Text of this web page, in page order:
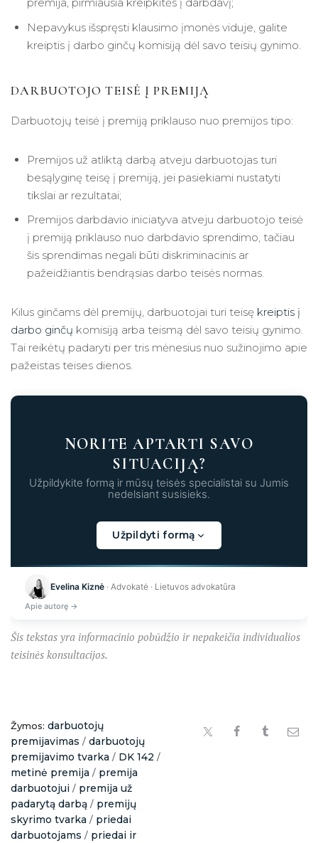
Nepavykus išspręsti klausimo įmonės viduje, galite
kreiptis į darbo ginčų komisiją dėl savo teisių gynimo.
DARBUOTOJO TEISĖ Į PREMIJĄ
Darbuotojų teisė į premiją priklauso nuo premijos tipo:
Premijos už atliktą darbą atveju darbuotojas turi
besąlyginę teisę į premiją, jei pasiekiami nustatyti
tikslai ar rezultatai;
Premijos darbdavio iniciatyva atveju darbuotojo teisė
į premiją priklauso nuo darbdavio sprendimo, tačiau
šis sprendimas negali būti diskriminacinis ar
pažeidžiantis bendrąsias darbo teisės normas.
Kilus ginčams dėl premijų, darbuotojai turi teisę kreiptis į
darbo ginčų komisiją arba teismą dėl savo teisių gynimo.
Tai reikėtų padaryti per tris mėnesius nuo sužinojimo apie
pažeistas teises dienos.
NORITE APTARTI SAVO
SITUACIJĄ?
Užpildykite formą ir mūsų teisės specialistai su Jumis
nedelsiant susisieks.
Užpildyti formą
Kraunama...
Evelina Kiznė · Advokatė · Lietuvos advokatūra
Apie autorę →
Šis tekstas yra informacinio pobūdžio ir nepakeičia individualios
teisinės konsultacijos.
Žymos: darbuotojų
premijavimas / darbuotojų
premijavimo tvarka / DK 142 /
metinė premija / premija
darbuotojui / premija už
padarytą darbą / premijų
skyrimo tvarka / priedai
darbuotojams / priedai ir